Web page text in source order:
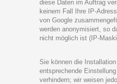
diese Daten im Auftrag
keinem Fall Ihre IP-
von Google
werden anonymisiert, so
nicht möglich ist (IP-
Sie können die
entsprechende
verhindern; wir weisen